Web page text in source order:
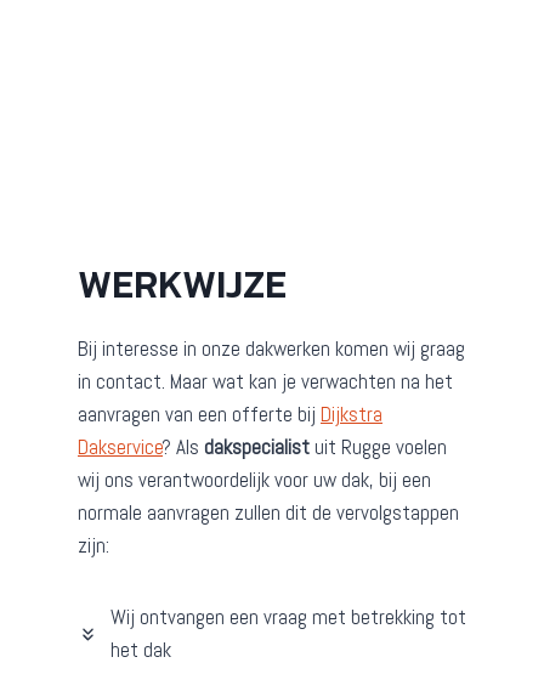
WERKWIJZE
Bij interesse in onze dakwerken komen wij graag
in contact. Maar wat kan je verwachten na het
aanvragen van een offerte bij Dijkstra
Dakservice? Als dakspecialist uit Rugge voelen
wij ons verantwoordelijk voor uw dak, bij een
normale aanvragen zullen dit de vervolgstappen
zijn:
Wij ontvangen een vraag met betrekking tot
het dak